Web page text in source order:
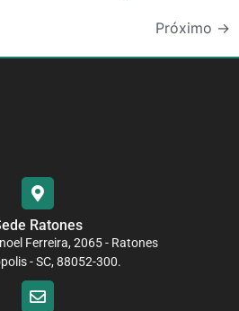
Próximo →
Ratones
Ferreira, 2065 - Ratones
- SC, 88052-300.